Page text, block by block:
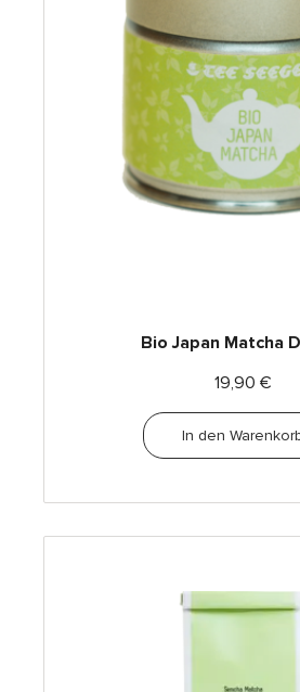
Bio Japan Matcha
19,90 €
In den